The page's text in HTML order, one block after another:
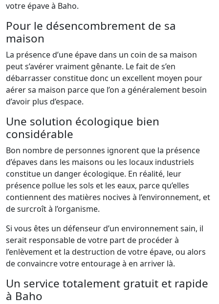
votre épave à Baho.
Pour le désencombrement de sa
maison
La présence d’une épave dans un coin de sa maison
peut s’avérer vraiment gênante. Le fait de s’en
débarrasser constitue donc un excellent moyen pour
aérer sa maison parce que l’on a généralement besoin
d’avoir plus d’espace.
Une solution écologique bien
considérable
Bon nombre de personnes ignorent que la présence
d’épaves dans les maisons ou les locaux industriels
constitue un danger écologique. En réalité, leur
présence pollue les sols et les eaux, parce qu’elles
contiennent des matières nocives à l’environnement, et
de surcroît à l’organisme.
Si vous êtes un défenseur d’un environnement sain, il
serait responsable de votre part de procéder à
l’enlèvement et la destruction de votre épave, ou alors
de convaincre votre entourage à en arriver là.
Un service totalement gratuit et rapide
à Baho